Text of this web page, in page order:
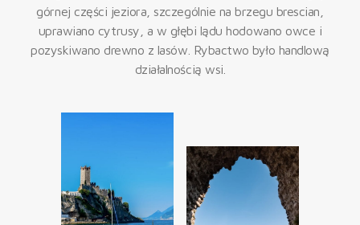
górnej części jeziora, szczególnie na brzegu brescian,
uprawiano cytrusy, a w głębi lądu hodowano owce i
pozyskiwano drewno z lasów. Rybactwo było handlową
działalnością wsi.